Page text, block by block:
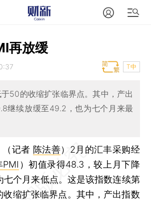
再放缓
T中
50的收缩扩张临界点。其中，产出
继续放缓至49.2，也为七个月来最
（记者 陈法善） 2月的汇丰采购经
PMI ）初值录得48.3，较上月下降
七个月来低点。这是该指数连续第
缩扩张临界点。其中，产出指数